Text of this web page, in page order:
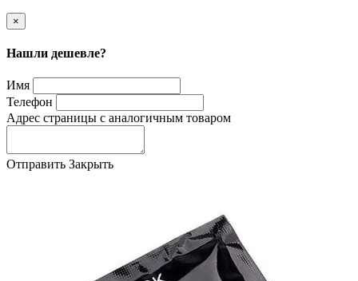
×
Нашли дешевле?
Имя
Телефон
Адрес страницы с аналогичным товаром
Отправить Закрыть